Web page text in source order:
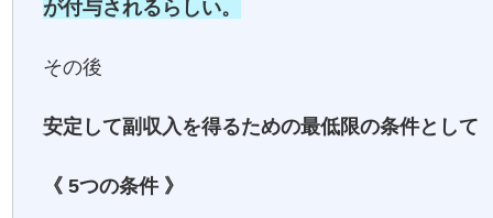
が付与されるらしい。
その後
安定して副収入を得るための最低限の条件として
《 5つの条件 》